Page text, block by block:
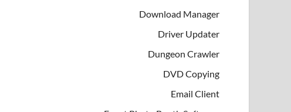
Download Manager
Driver Updater
Dungeon Crawler
DVD Copying
Email Client